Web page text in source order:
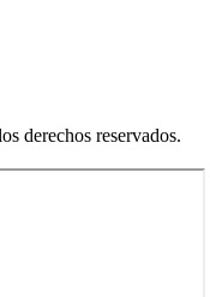
derechos reservados.